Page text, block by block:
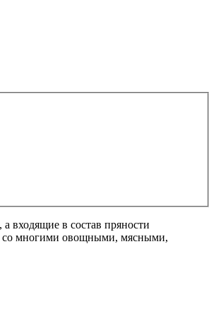
входящие в состав пряности
со многими овощными, мясными,